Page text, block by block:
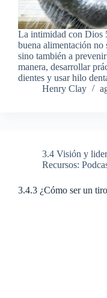
La intimidad con Dios
buena alimentación no
sino también a
manera, desarrollar
dientes y usar hilo
Henry Clay
3.4 Visión y
Recursos:
3.4.3 ¿Cómo ser un